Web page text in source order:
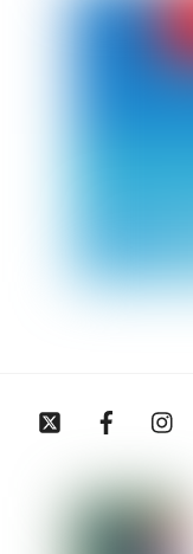
Twitter Facebook